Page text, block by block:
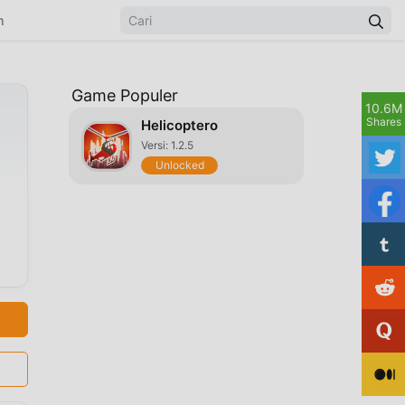
Game Populer
Helicoptero
Versi: 1.2.5
Unlocked
10.6M
Shares